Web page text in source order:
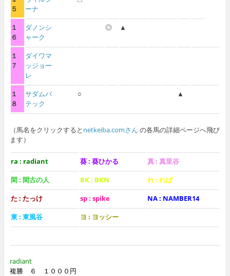
５
ーナ
１
６
ダノンシ
ャーク
◎ ▲
１
７
ダイワマ
ッジョー
レ
１
８
サダムパ
テック
○ ▲
（馬名をクリックすると netkeiba.comさん の各馬の詳細ページへ飛び
ます）
ra : radiant 葵 : 葵ひかる
真 : 真里谷
閑 : 閑古の人
BK : BKN
れ : れば
た : たっけ
sp : spike
NA : NAMBER14
東 : 東風谷
ヨ : ヨッシー
radiant
複勝 ６ １０００円